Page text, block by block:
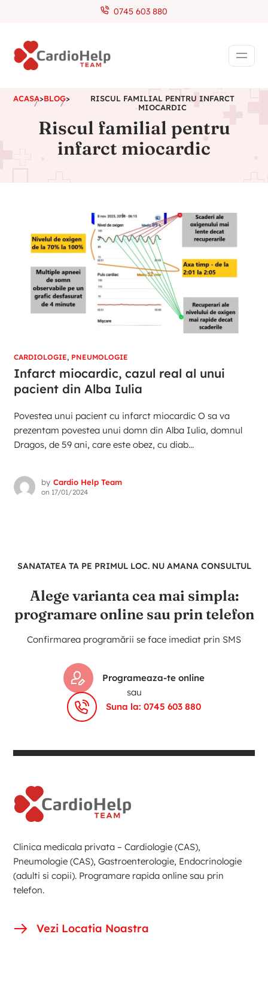
0745 603 880
ACASA>BLOG>
RISCUL FAMILIAL PENTRU INFARCT
MIOCARDIC
Riscul familial pentru
infarct miocardic
CARDIOLOGIE, PNEUMOLOGIE
Infarct miocardic, cazul real al unui
pacient din Alba Iulia
Povestea unui pacient cu infarct miocardic O sa va
prezentam povestea unui domn din Alba Iulia, domnul
Dragos, de 59 ani, care este obez, cu diab...
by Cardio Help Team
on 17/01/2024
SANATATEA TA PE PRIMUL LOC. NU AMANA CONSULTUL
Alege varianta cea mai simpla:
programare online sau prin telefon
Confirmarea programării se face imediat prin SMS
Programeaza-te online
sau
Suna la: 0745 603 880
Clinica medicala privata – Cardiologie (CAS),
Pneumologie (CAS), Gastroenterologie, Endocrinologie
(adulti si copii). Programare rapida online sau prin
telefon.
Vezi Locatia Noastra